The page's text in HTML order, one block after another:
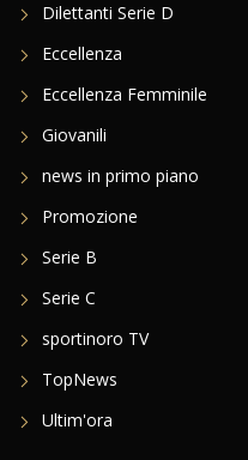
Dilettanti Serie D
Eccellenza
Eccellenza Femminile
Giovanili
news in primo piano
Promozione
Serie B
Serie C
sportinoro TV
TopNews
Ultim'ora